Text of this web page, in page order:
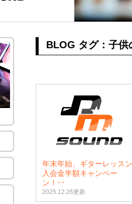
BLOG タグ：子供
年末年始、ギターレッスン
入会金半額キャンペー
ン！･･
2025.12.26更新